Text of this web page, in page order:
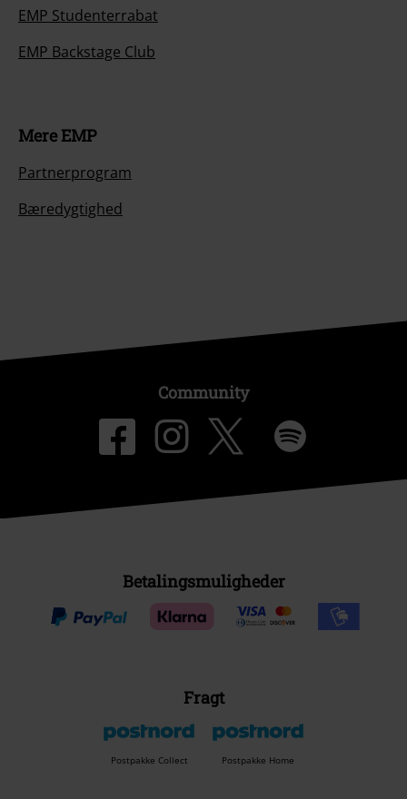
EMP Studenterrabat
EMP Backstage Club
Mere EMP
Partnerprogram
Bæredygtighed
Community
Betalingsmuligheder
Fragt
Postpakke Collect Postpakke Home